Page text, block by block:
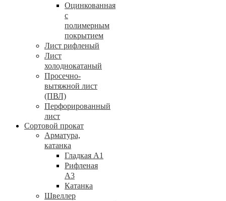
Оцинкованная
с
полимерным
покрытием
Лист рифленый
Лист
холоднокатаный
Просечно-
вытяжной лист
(ПВЛ)
Перфорированный
лист
Сортовой прокат
Арматура,
катанка
Гладкая А1
Рифленая
А3
Катанка
Швеллер